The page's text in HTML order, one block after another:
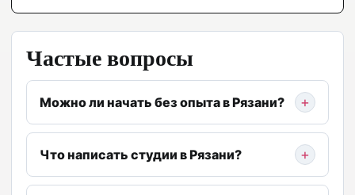
Частые вопросы
Можно ли начать без опыта в Рязани?
Что написать студии в Рязани?